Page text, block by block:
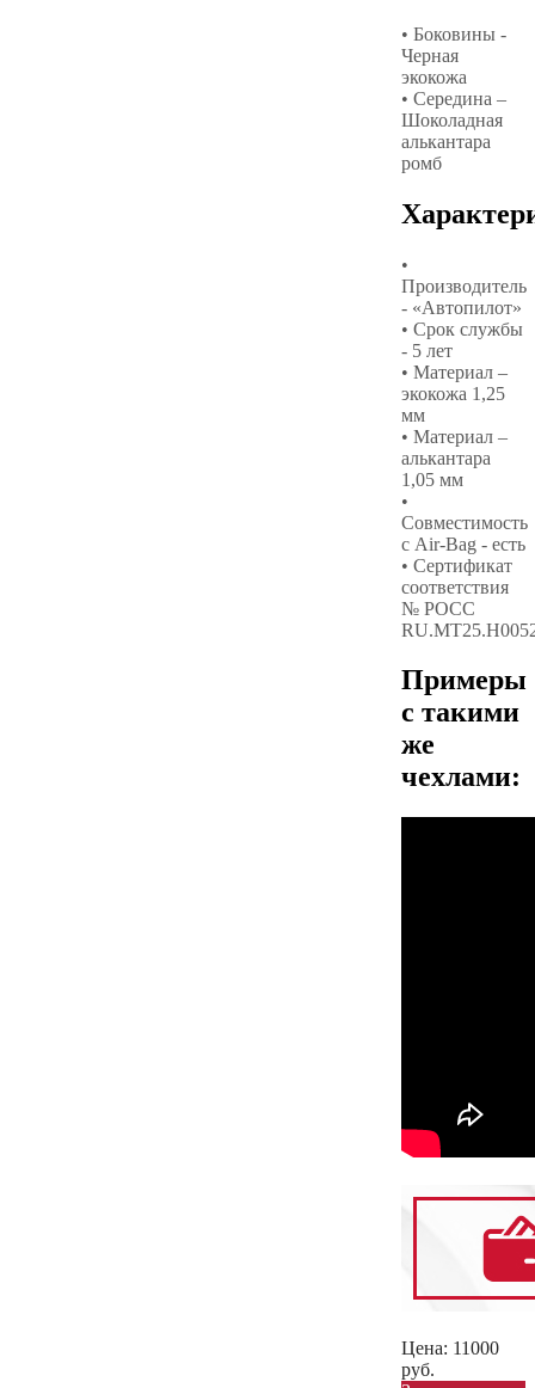
• Боковины -
Черная
экокожа
• Середина –
Шоколадная
алькантара
ромб
•
Производитель
- «Автопилот»
• Срок службы
- 5 лет
• Материал –
экокожа 1,25
мм
• Материал –
алькантара
1,05 мм
•
Совместимость
с Air-Bag - есть
• Сертификат
соответствия
№ РОСС
Примеры
с такими
же
чехлами:
Цена: 11000
руб.